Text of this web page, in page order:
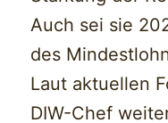
Auch sei sie
des
Laut aktuellen
DIW-Chef